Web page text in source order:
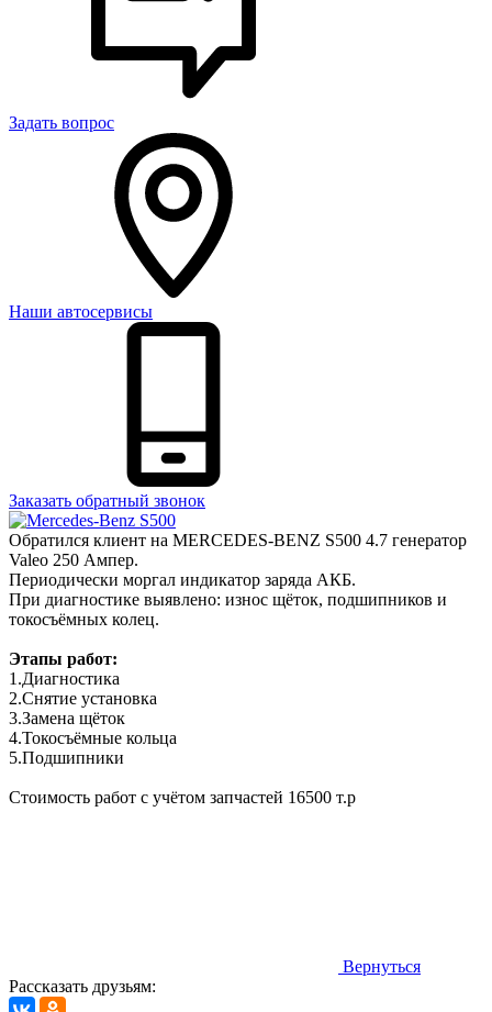
Задать вопрос
Наши автосервисы
Заказать обратный звонок
Обратился клиент на MERCEDES-BENZ S500 4.7 генератор
Valeo 250 Ампер.
Периодически моргал индикатор заряда АКБ.
При диагностике выявлено: износ щёток, подшипников и
токосъёмных колец.
Этапы работ:
1.Диагностика
2.Снятие установка
3.Замена щёток
4.Токосъёмные кольца
5.Подшипники
Стоимость работ с учётом запчастей 16500 т.р
Вернуться
Рассказать друзьям: